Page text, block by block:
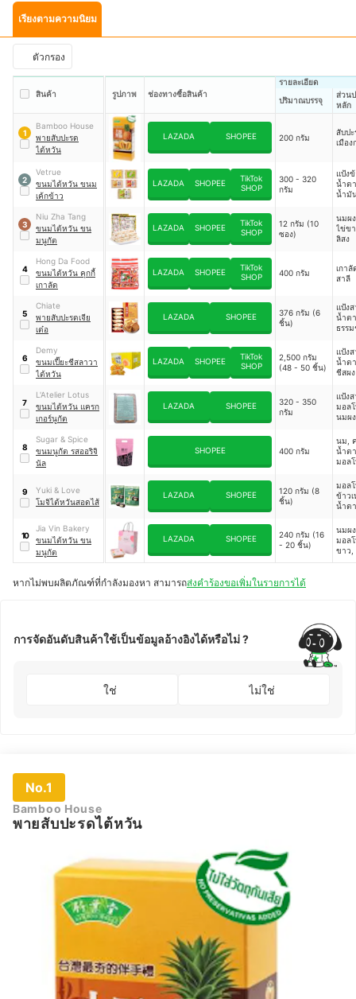
เรียงตามความนิยม
ตัวกรอง
สินค้า รูปภาพ ช่องทางซื้อสินค้า
รายละเอียด
ปริมาณบรรจุ
ส่วน
หลัก
1
Bamboo House
พายสับปะรด
ไต้หวัน
LAZADA SHOPEE 200 กรัม
สับป
เมือง
2
Vetrue
ขนมไต้หวัน ขนม
เค้กข้าว
LAZADA SHOPEE
TikTok
SHOP
300 - 320
กรัม
แป้ง
น้ำต
น้ำมั
ผงไ
ผงนม
3
Niu Zha Tang
ขนมไต้หวัน ขน
มนูกัต
LAZADA SHOPEE
TikTok
SHOP
12 กรัม (10
ซอง)
นมผ
ไข่ข
ลิสง
4
Hong Da Food
ขนมไต้หวัน คุกกี้
เกาลัด
LAZADA SHOPEE
TikTok
SHOP
400 กรัม
เกาลั
สาลี
5
Chiate
พายสับปะรดเจีย
เต๋อ
LAZADA SHOPEE
376 กรัม (6
ชิ้น)
แป้ง
น้ำต
ธรร
สับป
6
Demy
ขนมเปี๊ยะชีสลาวา
ไต้หวัน
LAZADA SHOPEE
TikTok
SHOP
2,500 กรัม
(48 - 50 ชิ้น)
แป้ง
น้ำต
ชีสผง
7
L'Atelier Lotus
ขนมไต้หวัน แครก
เกอร์นูกัต
LAZADA SHOPEE
320 - 350
กรัม
แป้ง
มอล
นมผง
8
Sugar & Spice
ขนมนูกัต รสออริจิ
นัล
SHOPEE 400 กรัม
นม,
น้ำต
มอล
ขาว
9
Yuki & Love
โมจิไต้หวันสอดไส้
LAZADA SHOPEE
120 กรัม (8
ชิ้น)
มอล
ข้าว
น้ำต
10
Jia Vin Bakery
ขนมไต้หวัน ขน
มนูกัต
LAZADA SHOPEE
240 กรัม (16
- 20 ชิ้น)
นมผ
มอล
ขาว,
แครก
หากไม่พบผลิตภัณฑ์ที่กำลังมองหา สามารถส่งคำร้องขอเพิ่มในรายการได้
การจัดอันดับสินค้าใช้เป็นข้อมูลอ้างอิงได้หรือไม่ ?
ใช่ ไม่ใช่
No.1
Bamboo House
พายสับปะรดไต้หวัน